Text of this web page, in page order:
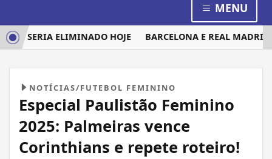
MENU
SERIA ELIMINADO HOJE BARCELONA E REAL MADRID
NOTÍCIAS/FUTEBOL FEMININO
Especial Paulistão Feminino
2025: Palmeiras vence
Corinthians e repete roteiro!